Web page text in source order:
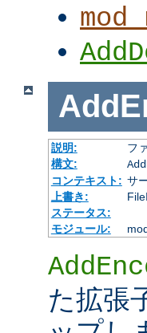
説明:
フ
構文:
コンテキスト: サ
上書き:
ステータス:
モジュール:
た拡張